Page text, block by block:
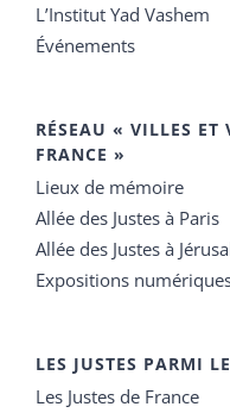
L’Institut Yad Vashem
Événements
RÉSEAU « VILLES ET
FRANCE »
Lieux de mémoire
Allée des Justes à Paris
Allée des Justes à
Expositions
LES JUSTES PARMI
Les Justes de France